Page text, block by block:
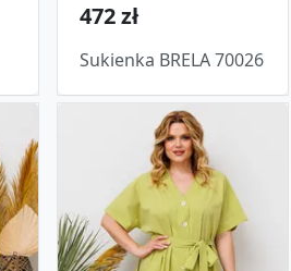
472 zł
Sukienka BRELA 70026